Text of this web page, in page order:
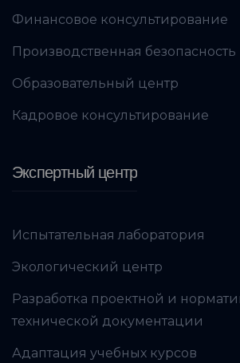
Финансовое консультирование
Производственная безопасность
Образовательный центр
Кадровое консультирование
Экспертный центр
Испытательная лаборатория
Экологический центр
Разработка проектной и
технической документации
Адаптация учебных курсов